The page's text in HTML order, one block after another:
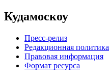
Кудамоскоу
Пресс-релиз
Редакционная политика
Правовая информация
Формат ресурса